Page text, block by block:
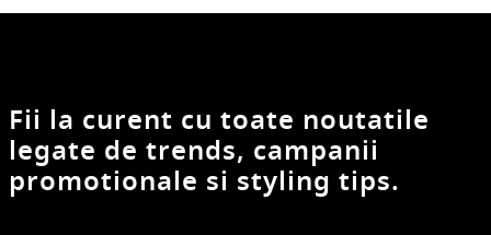
Fii la curent cu toate noutatile
legate de trends, campanii
promotionale si styling tips.